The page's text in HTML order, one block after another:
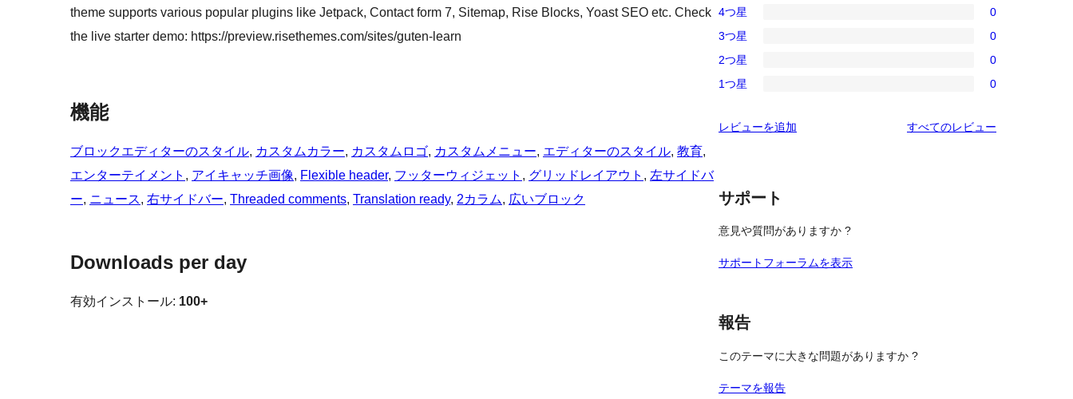
theme supports various popular plugins like Jetpack, Contact form 7, Sitemap, Rise Blocks, Yoast SEO etc. Check
the live starter demo: https://preview.risethemes.com/sites/guten-learn
機能
ブロックエディターのスタイル, カスタムカラー, カスタムロゴ, カスタムメニュー, エディターのスタイル, 教育
エンターテイメント , アイキャッチ画像, Flexible header, フッターウィジェット , グリッドレイアウト , 左サイドバ
ー, ニュース, 右サイドバー, Threaded comments, Translation ready, 2カラム, 広いブロック
Downloads per day
有効インストール: 100+
5-
星
レ
ビ
ー
4-
星
レ
ュ
4つ星 0
3-
星
ビ
3つ星 0
2-
レ
ー
2つ星 0
星
ュ
1つ星 0
レビューを追加 すべてのレビュー
サポート
意見や質問がありますか ?
サポートフォーラムを表示
報告
このテーマに大きな問題がありますか ?
テーマを報告